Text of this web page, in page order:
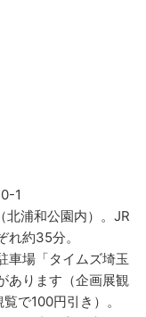
1
北浦和公園内）。JR
約35分。
車場「タイムズ埼玉
あります（企画展観
で100円引き）。